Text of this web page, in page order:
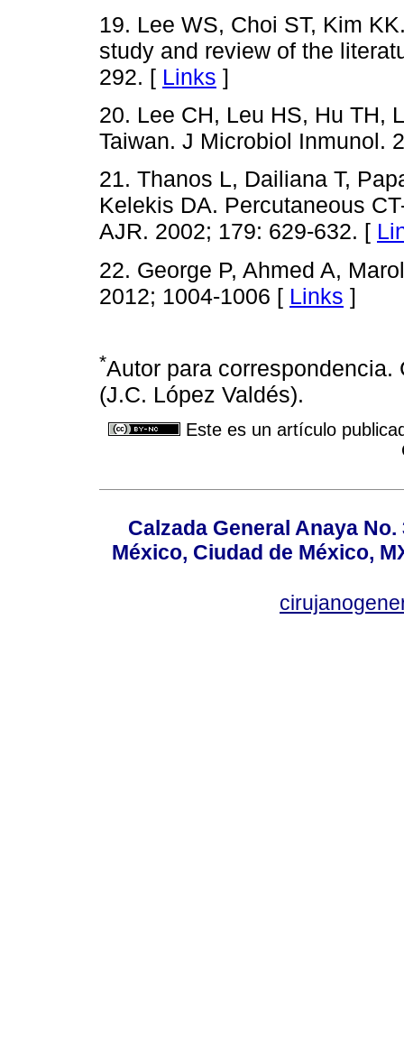
19. Lee WS, Choi ST, Kim
study and review of the
292. [ Links ]
20. Lee CH, Leu HS, Hu TH,
Taiwan. J Microbiol Inmunol.
21. Thanos L, Dailiana T,
Kelekis DA. Percutaneous
AJR. 2002; 179: 629-632. [
22. George P, Ahmed A,
2012; 1004-1006 [ Links ]
*Autor para
(J.C. López Valdés).
Este es un artículo
Calzada General Anaya
México, Ciudad de México,